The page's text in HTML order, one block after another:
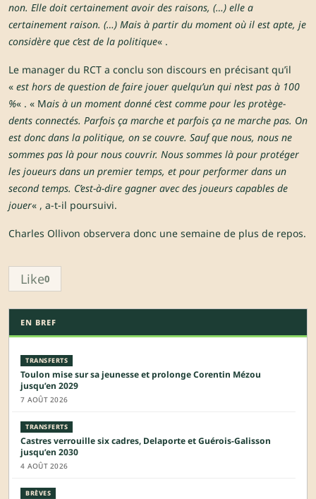
non. Elle doit certainement avoir des raisons, (…) elle a
certainement raison. (…) Mais à partir du moment où il est apte, je
considère que c’est de la politique« .
Le manager du RCT a conclu son discours en précisant qu’il
« est hors de question de faire jouer quelqu’un qui n’est pas à 100
%« . « Mais à un moment donné c’est comme pour les protège-
dents connectés. Parfois ça marche et parfois ça ne marche pas. On
est donc dans la politique, on se couvre. Sauf que nous, nous ne
sommes pas là pour nous couvrir. Nous sommes là pour protéger
les joueurs dans un premier temps, et pour performer dans un
second temps. C’est-à-dire gagner avec des joueurs capables de
jouer« , a-t-il poursuivi.
Charles Ollivon observera donc une semaine de plus de repos.
Like0
EN BREF
TRANSFERTS
Toulon mise sur sa jeunesse et prolonge Corentin Mézou
jusqu’en 2029
7 AOÛT 2026
TRANSFERTS
Castres verrouille six cadres, Delaporte et Guérois-Galisson
jusqu’en 2030
4 AOÛT 2026
BRÈVES